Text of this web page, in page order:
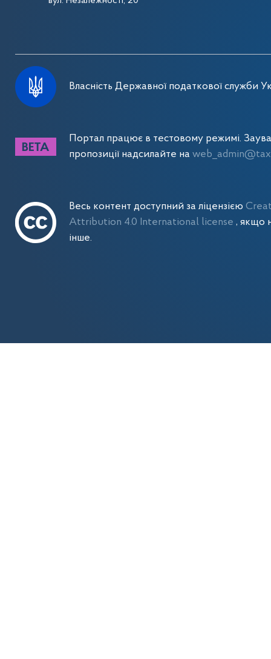
Власність Державної податкової служби
Портал працює в тестовому режимі.
пропозиції надсилайте на
Весь контент доступний за ліцензією
Attribution 4.0 International license, якщо
інше.